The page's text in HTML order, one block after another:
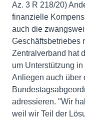
Az. 3 R 218/20)
finanzielle
auch die
Geschäftsbetriebes
Zentralverband hat
um Unterstützung
Anliegen auch über
adressieren. "Wir
weil wir Teil der